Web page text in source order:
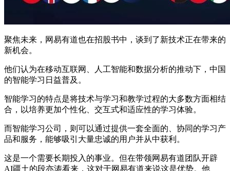
聚焦未来，网易有道也在招股书中，谈到了新技术正在带来的
新机会。
他们认为在移动互联网、人工智能和数据分析的推动下，中国
的智能学习日益普及。
智能学习的特点是将技术与学习和教学过程的大多数方面相结
合，以培养更加个性化、交互式和适应性的学习体验。
而智能学习公司，则可以通过提供一套全面的、协同的学习产
品和服务，能够吸引大量忠诚的用户并从中获利。
这是一个需要长期投入的事业。但在带领网易有道团队开辟
AI疆土的段亦涛看来，这对于网易有道来说这是优势。他